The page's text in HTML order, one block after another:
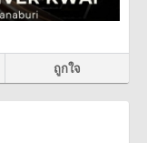
ถูกใจ